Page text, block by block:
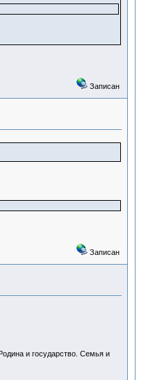
Записан
Записан
и государство. Семья и